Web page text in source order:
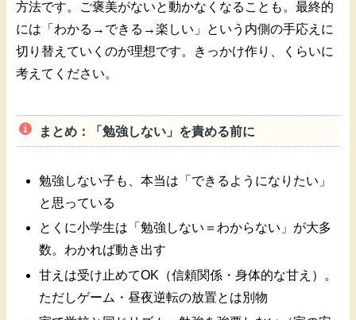
方法です。ご褒美がないと動かなくなることも。最終的
には「わかる→できる→楽しい」という内側の手応えに
切り替えていくのが理想です。きっかけ作り、くらいに
考えてください。
まとめ：「勉強しない」を責める前に
勉強しない子も、本当は「できるようになりたい」
と思っている
とくに小学生は「勉強しない＝わからない」が大多
数。わかれば動き出す
甘えは受け止めてOK（信頼関係・身体的な甘え）。
ただしゲーム・昼夜逆転の放置とは別物